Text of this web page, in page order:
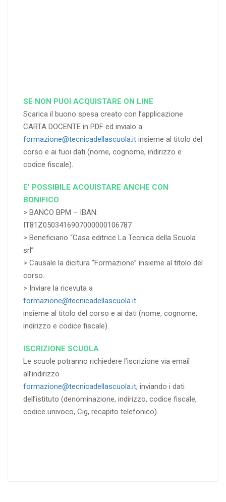
SE NON PUOI ACQUISTARE ON LINE
Scarica il buono spesa creato con l’applicazione
CARTA DOCENTE in PDF ed invialo a
formazione@tecnicadellascuola.it insieme al titolo del
corso e ai tuoi dati (nome, cognome, indirizzo e
codice fiscale).
E’ POSSIBILE ACQUISTARE ANCHE CON
BONIFICO
> BANCO BPM – IBAN:
IT81Z0503416907000000106787
> Beneficiario “Casa editrice La Tecnica della Scuola
srl”
> Causale la dicitura “Formazione” insieme al titolo del
corso.
> Inviare la ricevuta a
formazione@tecnicadellascuola.it
insieme al titolo del corso e ai dati (nome, cognome,
indirizzo e codice fiscale).
ISCRIZIONE SCUOLA
Le scuole potranno richiedere l’iscrizione via email
all’indirizzo
formazione@tecnicadellascuola.it, inviando i dati
dell’istituto (denominazione, indirizzo, codice fiscale,
codice univoco, Cig, recapito telefonico).